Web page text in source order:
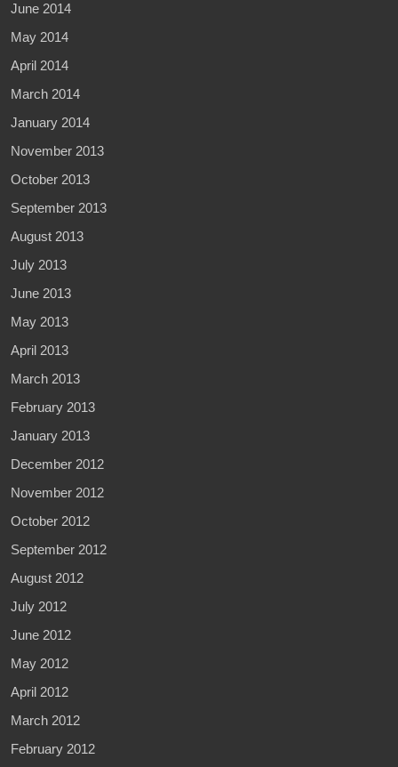
June 2014
May 2014
April 2014
March 2014
January 2014
November 2013
October 2013
September 2013
August 2013
July 2013
June 2013
May 2013
April 2013
March 2013
February 2013
January 2013
December 2012
November 2012
October 2012
September 2012
August 2012
July 2012
June 2012
May 2012
April 2012
March 2012
February 2012